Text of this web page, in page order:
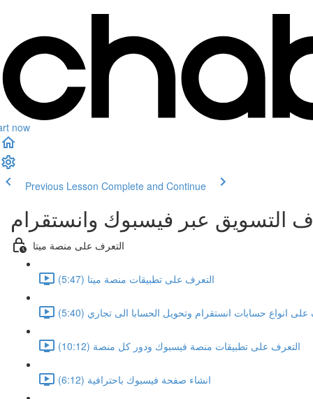
now
Previous Lesson Complete and Continue
التسويق عبر فيسبوك وانستقرام
التعرف على منصة ميتا
التعرف على تطبيقات منصة ميتا (5:47)
انواع حسابات انستقرام وتحويل الحسابا الى تجاري (5:40)
التعرف على تطبيقات منصة فيسبوك ودور كل منصة (10:12)
انشاء صفحة فيسبوك باحترافية (6:12)